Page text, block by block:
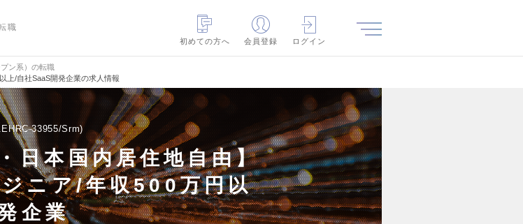
職
初めての方へ
会員登録 ログイン
ン系）の転職
上/自社SaaS開発企業の求人情報
33955/Srm
日本国内居住地自由】
ニア/年収500万円以
企業